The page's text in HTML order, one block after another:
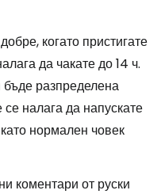
когато пристигате
да чакате до 14 ч.
бъде разпределена
налага да напускате
нормален човек
коментари от руски